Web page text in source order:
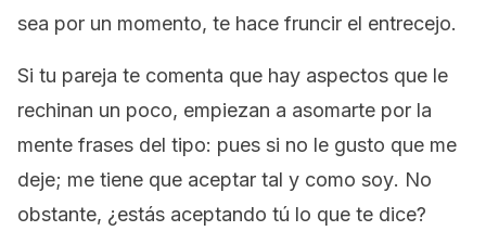
sea por un momento, te hace fruncir el entrecejo.
Si tu pareja te comenta que hay aspectos que le
rechinan un poco, empiezan a asomarte por la
mente frases del tipo: pues si no le gusto que me
deje; me tiene que aceptar tal y como soy. No
obstante, ¿estás aceptando tú lo que te dice?